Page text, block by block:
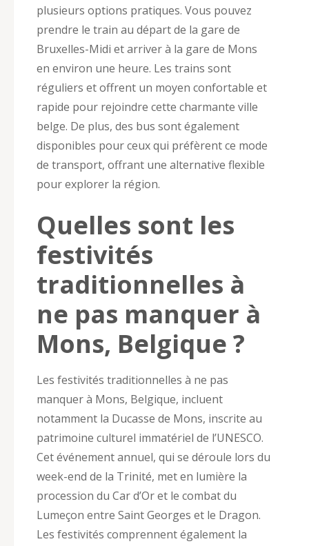
plusieurs options pratiques. Vous pouvez
prendre le train au départ de la gare de
Bruxelles-Midi et arriver à la gare de Mons
en environ une heure. Les trains sont
réguliers et offrent un moyen confortable et
rapide pour rejoindre cette charmante ville
belge. De plus, des bus sont également
disponibles pour ceux qui préfèrent ce mode
de transport, offrant une alternative flexible
pour explorer la région.
Quelles sont les
festivités
traditionnelles à
ne pas manquer à
Mons, Belgique ?
Les festivités traditionnelles à ne pas
manquer à Mons, Belgique, incluent
notamment la Ducasse de Mons, inscrite au
patrimoine culturel immatériel de l’UNESCO.
Cet événement annuel, qui se déroule lors du
week-end de la Trinité, met en lumière la
procession du Car d’Or et le combat du
Lumeçon entre Saint Georges et le Dragon.
Les festivités comprennent également la